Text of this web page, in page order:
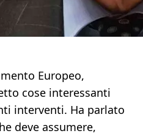
Europeo,
cose interessanti
interventi. Ha parlato
deve assumere,